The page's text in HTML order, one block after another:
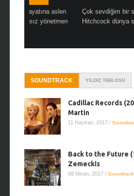
Çok sevdiğim bir söz var “Mantık
Hitchcock dünya sinema tarihinin
SOUNDTRACK YILDIZ TABLOSU
Cadillac Records
Martin
11 Haziran, 2017 /
Back to the Future
Zemeckis
08 Nisan, 2017 /